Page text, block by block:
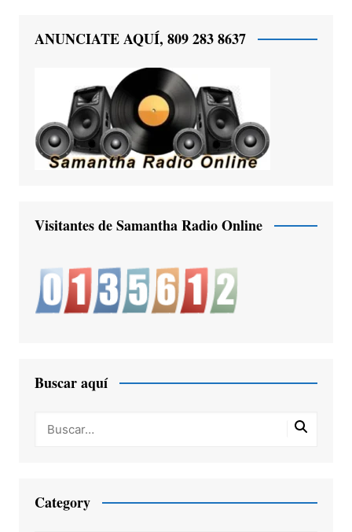
ANUNCIATE AQUÍ, 809 283 8637
Visitantes de Samantha Radio Online
Buscar aquí
Category